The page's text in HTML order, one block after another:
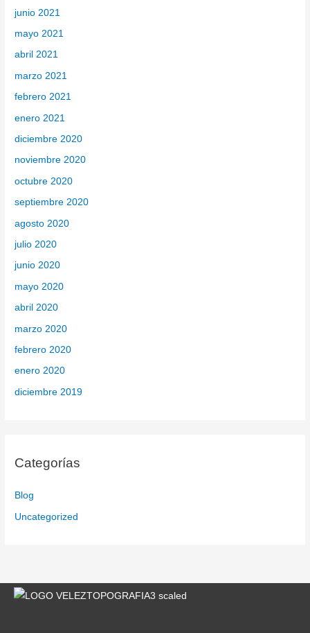
junio 2021
mayo 2021
abril 2021
marzo 2021
febrero 2021
enero 2021
diciembre 2020
noviembre 2020
octubre 2020
septiembre 2020
agosto 2020
julio 2020
junio 2020
mayo 2020
abril 2020
marzo 2020
febrero 2020
enero 2020
diciembre 2019
Categorías
Blog
Uncategorized